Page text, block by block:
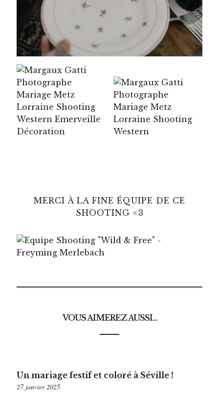
MERCI À LA FINE ÉQUIPE DE CE
SHOOTING <3
VOUS AIMEREZ AUSSI...
Un mariage festif et coloré à Séville !
27 janvier 2025